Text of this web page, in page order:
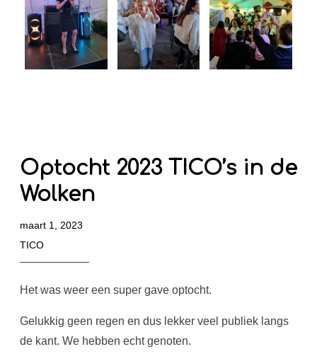
Optocht 2023 TICO’s in de
Wolken
maart 1, 2023
TICO
Het was weer een super gave optocht.
Gelukkig geen regen en dus lekker veel publiek langs
de kant. We hebben echt genoten.